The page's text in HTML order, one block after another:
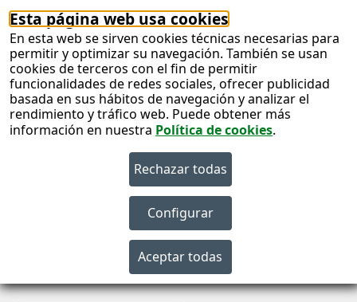
Esta página web usa cookies
En esta web se sirven cookies técnicas necesarias para
permitir y optimizar su navegación. También se usan
cookies de terceros con el fin de permitir
funcionalidades de redes sociales, ofrecer publicidad
basada en sus hábitos de navegación y analizar el
rendimiento y tráfico web. Puede obtener más
información en nuestra Política de cookies.